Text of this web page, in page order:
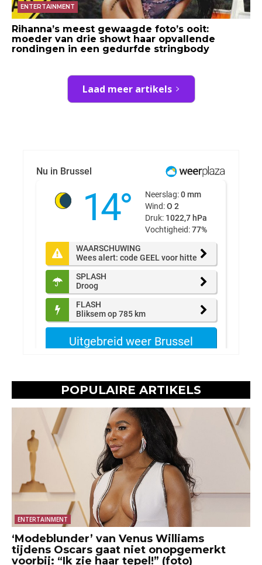
ENTERTAINMENT
Rihanna’s meest gewaagde foto’s ooit:
moeder van drie showt haar opvallende
rondingen in een gedurfde stringbody
Laad meer artikels
POPULAIRE ARTIKELS
ENTERTAINMENT
‘Modeblunder’ van Venus Williams
tijdens Oscars gaat niet onopgemerkt
voorbij: “Ik zie haar tepel!” (foto)